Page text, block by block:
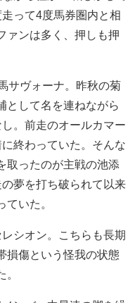
って4度馬券圏内と相
ァンは多く、押しも押
サヴォーナ。昨秋の菊
として名を連ねながら
。前走のオールカマー
終わっていた。そんな
取ったのが主戦の池添
夢を打ち破られて以来
ていた。
シオン。こちらも長期
損傷という怪我の状態